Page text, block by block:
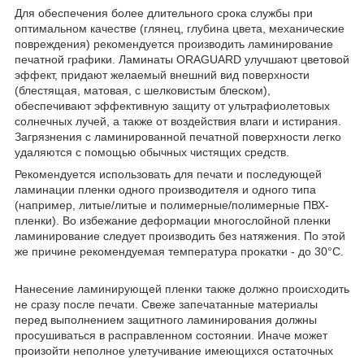
Для обеспечения более длительного срока службы при
оптимальном качестве (глянец, глубина цвета, механические
повреждения) рекомендуется производить ламинирование
печатной графики. Ламинаты ORAGUARD улучшают цветовой
эффект, придают желаемый внешний вид поверхности
(блестящая, матовая, с шелковистым блеском),
обеспечивают эффективную защиту от ультрафиолетовых
солнечных лучей, а также от воздействия влаги и истирания.
Загрязнения с ламинированной печатной поверхности легко
удаляются с помощью обычных чистящих средств.
Рекомендуется использовать для печати и последующей
ламинации пленки одного производителя и одного типа
(например, литые/литые и полимерные/полимерные ПВХ-
пленки). Во избежание деформации многослойной пленки
ламинирование следует производить без натяжения. По этой
же причине рекомендуемая температура прокатки - до 30°C.
Нанесение ламинирующей пленки также должно происходить
не сразу после печати. Свеже запечатанные материалы
перед выполнением защитного ламинирования должны
просушиваться в расправленном состоянии. Иначе может
произойти неполное улетучивание имеющихся остаточных